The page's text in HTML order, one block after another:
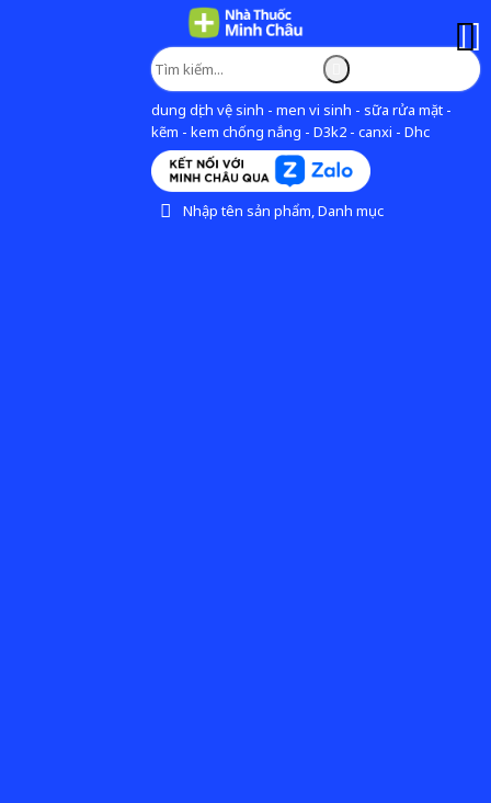
dung dịch vệ sinh - men vi sinh - sữa rửa mặt -
kẽm - kem chống nắng - D3k2 - canxi - Dhc
Nhập tên sản phẩm, Danh mục